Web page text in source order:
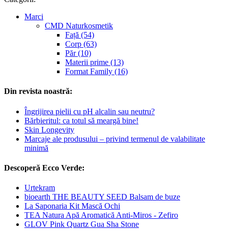
Marci
CMD Naturkosmetik
Față (54)
Corp (63)
Păr (10)
Materii prime (13)
Format Family (16)
Din revista noastră:
Îngrijirea pielii cu pH alcalin sau neutru?
Bărbieritul: ca totul să meargă bine!
Skin Longevity
Marcaje ale produsului – privind termenul de valabilitate
minimă
Descoperă Ecco Verde:
Urtekram
bioearth THE BEAUTY SEED Balsam de buze
La Saponaria Kit Mască Ochi
TEA Natura Apă Aromatică Anti-Miros - Zefiro
GLOV Pink Quartz Gua Sha Stone